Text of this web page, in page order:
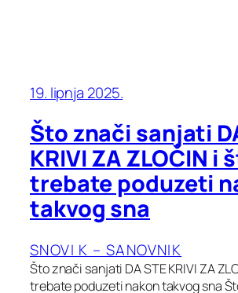
19. lipnja 2025.
Što znači sanjati
KRIVI ZA ZLOČIN i
trebate poduzeti
takvog sna
SNOVI K – SANOVNIK
Što znači sanjati DA STE KRIVI ZA
trebate poduzeti nakon takvog sna